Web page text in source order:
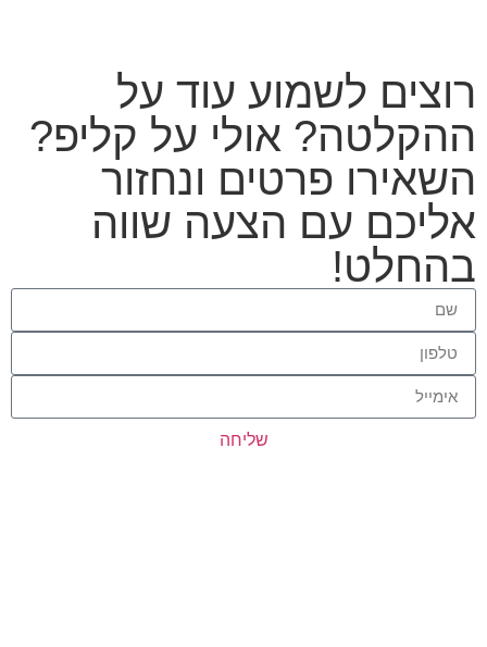
רוצים לשמוע עוד על
ההקלטה? אולי על קליפ?
השאירו פרטים ונחזור
אליכם עם הצעה שווה
בהחלט!
שליחה